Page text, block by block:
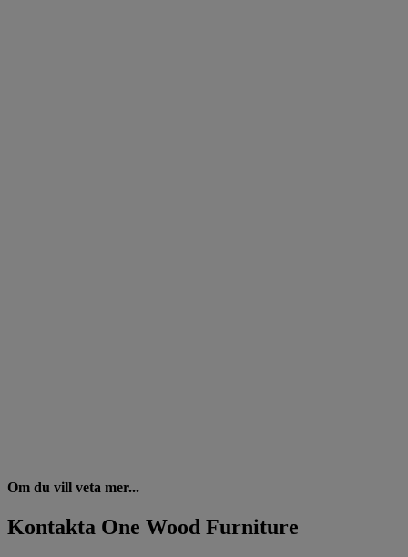
Om du vill veta mer...
Kontakta One Wood Furniture